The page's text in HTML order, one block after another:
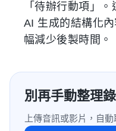
「待辦行動項」
AI 生成的結構化
幅減少後製時間。
別再手動整理
上傳音訊或影片，自